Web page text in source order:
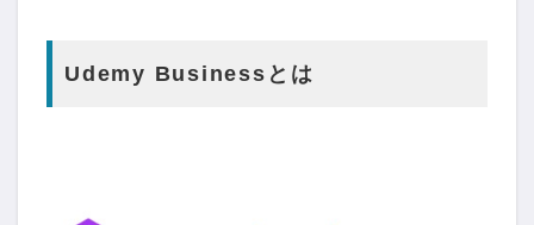
Udemy Businessとは